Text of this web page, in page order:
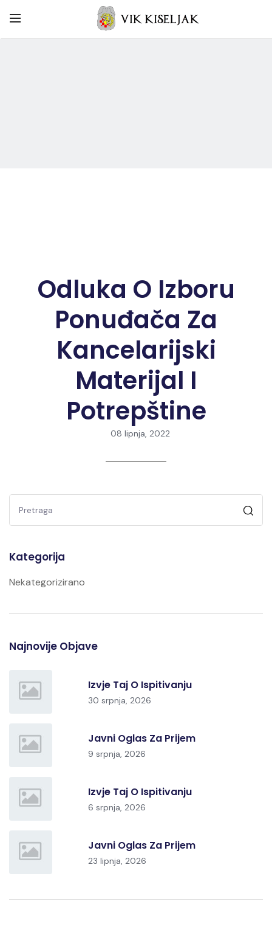
Odluka O Izboru
Ponuđača Za
Kancelarijski
Materijal I
Potrepštine
08 lipnja, 2022
Kategorija
Nekategorizirano
Najnovije Objave
Izvje Taj O Ispitivanju
30 srpnja, 2026
Javni Oglas Za Prijem
9 srpnja, 2026
Izvje Taj O Ispitivanju
6 srpnja, 2026
Javni Oglas Za Prijem
23 lipnja, 2026